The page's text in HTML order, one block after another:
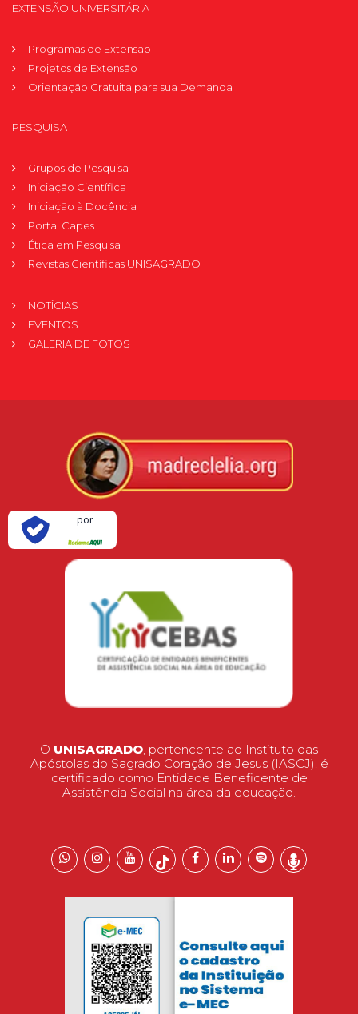
EXTENSÃO UNIVERSITÁRIA
Programas de Extensão
Projetos de Extensão
Orientação Gratuita para sua Demanda
PESQUISA
Grupos de Pesquisa
Iniciação Científica
Iniciação à Docência
Portal Capes
Ética em Pesquisa
Revistas Científicas UNISAGRADO
NOTÍCIAS
EVENTOS
GALERIA DE FOTOS
por
O UNISAGRADO, pertencente ao Instituto das
Apóstolas do Sagrado Coração de Jesus (IASCJ), é
certificado como Entidade Beneficente de
Assistência Social na área da educação.